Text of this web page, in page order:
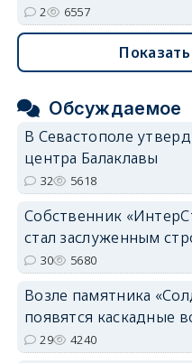
2 6557
Обсуждаемое
В Севастополе
центра Балаклавы
32 5618
Собственник
стал заслуженным
30 5680
Возле памятника
появятся каскадные
29 4240